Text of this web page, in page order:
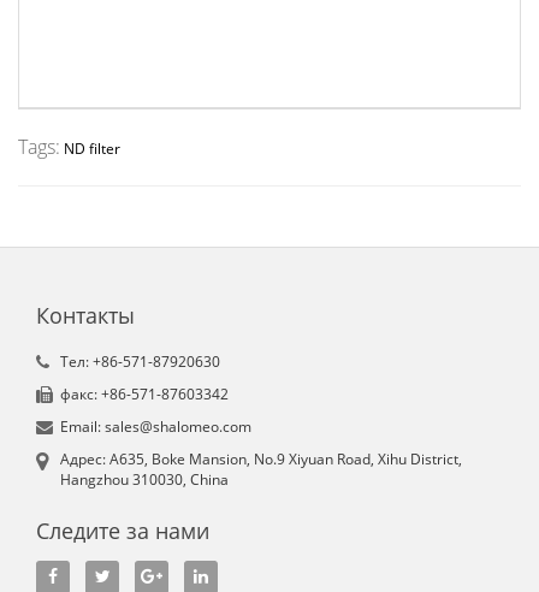
Tags: ND filter
Контакты
Tел: +86-571-87920630
факс: +86-571-87603342
Email: sales@shalomeo.com
Aдрес: A635, Boke Mansion, No.9 Xiyuan Road, Xihu District,
Hangzhou 310030, China
Следите за нами